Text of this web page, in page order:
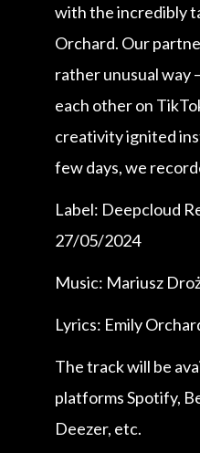
with the incredibly
Orchard. Our
rather unusual way
each other on
creativity ignited
few days, we
Label: Deepcloud
27/05/2024
Music: Mariusz
Lyrics: Emily
The track will be
platforms Spotify,
Deezer, etc.